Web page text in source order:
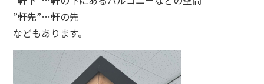
”軒先”…軒の先
などもあります。